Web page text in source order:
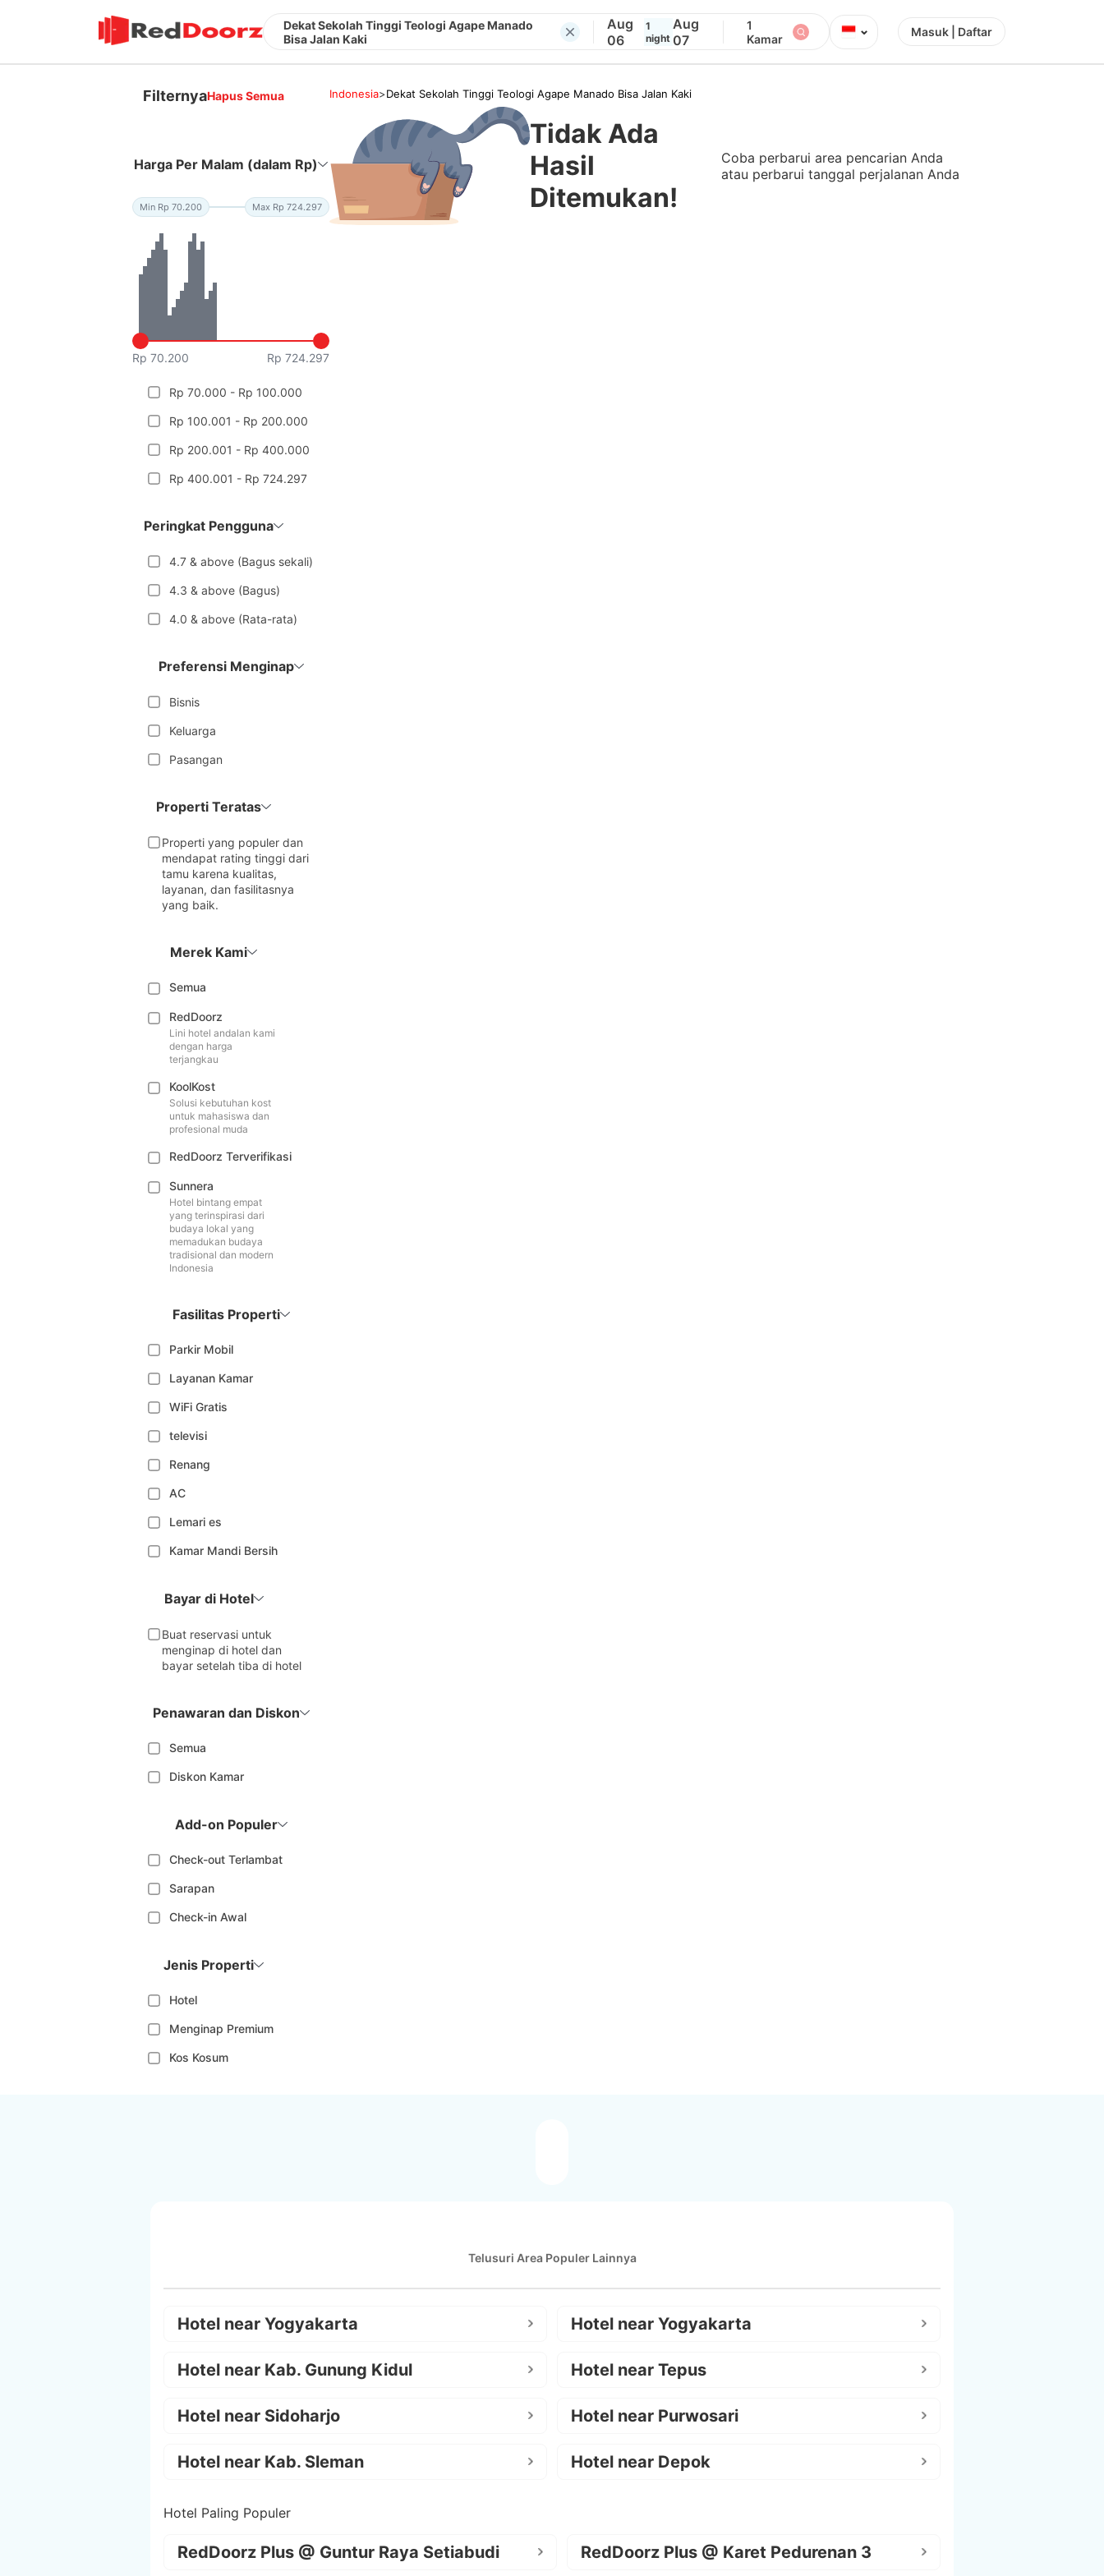
Dekat Sekolah Tinggi Teologi Agape Manado
Bisa Jalan Kaki
Aug
06
1
night
Aug
07
1
Kamar
⌄ Masuk | Daftar
FilternyaHapus Semua
Harga Per Malam (dalam Rp)
Min Rp 70.200 Max Rp 724.297
Rp 70.200 Rp 724.297
Rp 70.000 - Rp 100.000
Rp 100.001 - Rp 200.000
Rp 200.001 - Rp 400.000
Rp 400.001 - Rp 724.297
Peringkat Pengguna
4.7 & above (Bagus sekali)
4.3 & above (Bagus)
4.0 & above (Rata-rata)
Preferensi Menginap
Bisnis
Keluarga
Pasangan
Properti Teratas
Properti yang populer dan
mendapat rating tinggi dari
tamu karena kualitas,
layanan, dan fasilitasnya
yang baik.
Merek Kami
Semua
RedDoorz
Lini hotel andalan kami
dengan harga
terjangkau
KoolKost
Solusi kebutuhan kost
untuk mahasiswa dan
profesional muda
RedDoorz Terverifikasi
Sunnera
Hotel bintang empat
yang terinspirasi dari
budaya lokal yang
memadukan budaya
tradisional dan modern
Indonesia
Fasilitas Properti
Parkir Mobil
Layanan Kamar
WiFi Gratis
televisi
Renang
AC
Lemari es
Kamar Mandi Bersih
Bayar di Hotel
Buat reservasi untuk
menginap di hotel dan
bayar setelah tiba di hotel
Penawaran dan Diskon
Semua
Diskon Kamar
Add-on Populer
Check-out Terlambat
Sarapan
Check-in Awal
Jenis Properti
Hotel
Menginap Premium
Kos Kosum
Indonesia>Dekat Sekolah Tinggi Teologi Agape Manado Bisa Jalan Kaki
Tidak Ada
Hasil
Ditemukan!
Coba perbarui area pencarian Anda
atau perbarui tanggal perjalanan Anda
Telusuri Area Populer Lainnya
Hotel near Yogyakarta Hotel near Yogyakarta
Hotel near Kab. Gunung Kidul Hotel near Tepus
Hotel near Sidoharjo Hotel near Purwosari
Hotel near Kab. Sleman Hotel near Depok
Hotel Paling Populer
RedDoorz Plus @ Guntur Raya Setiabudi RedDoorz Plus @ Karet Pedurenan 3